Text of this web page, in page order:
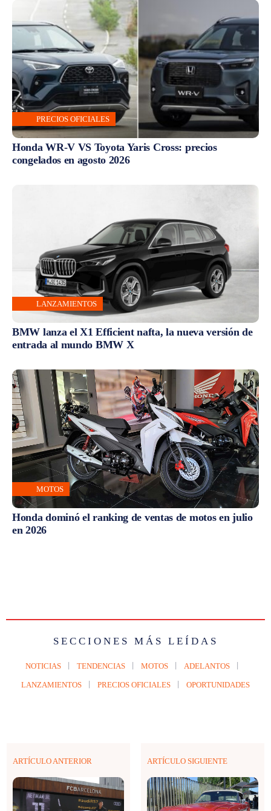
PRECIOS OFICIALES
Honda WR-V VS Toyota Yaris Cross: precios
congelados en agosto 2026
LANZAMIENTOS
BMW lanza el X1 Efficient nafta, la nueva versión de
entrada al mundo BMW X
MOTOS
Honda dominó el ranking de ventas de motos en julio
en 2026
SECCIONES MÁS LEÍDAS
NOTICIAS TENDENCIAS MOTOS ADELANTOS
LANZAMIENTOS PRECIOS OFICIALES OPORTUNIDADES
ARTÍCULO ANTERIOR ARTÍCULO SIGUIENTE